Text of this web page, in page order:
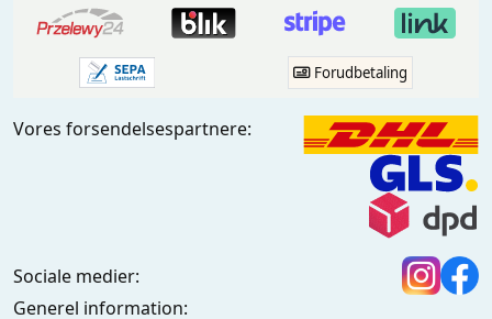
Forudbetaling
Vores forsendelsespartnere:
Sociale medier:
Generel information: